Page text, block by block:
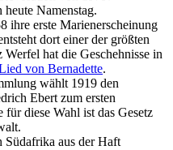
Namenstag.
ihre erste Marienerscheinung
dort einer der größten
hat die Geschehnisse in
von Bernadette.
wählt 1919 den
Ebert zum ersten
für diese Wahl ist das Gesetz
aus der Haft